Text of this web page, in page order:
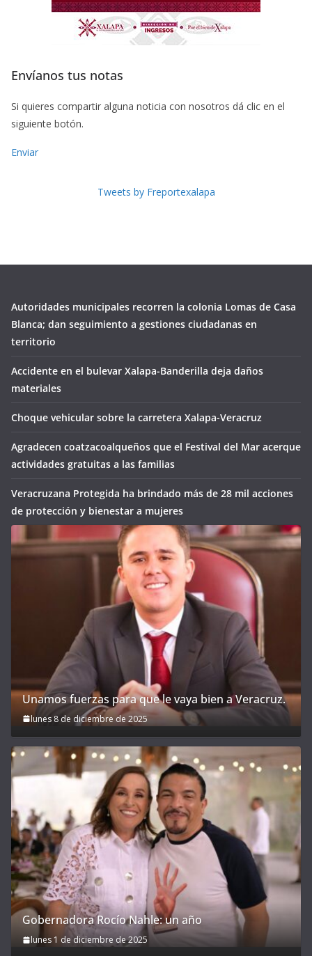
Envíanos tus notas
Si quieres compartir alguna noticia con nosotros dá clic en el
siguiente botón.
Enviar
Tweets by Freportexalapa
Autoridades municipales recorren la colonia Lomas de Casa
Blanca; dan seguimiento a gestiones ciudadanas en
territorio
Accidente en el bulevar Xalapa-Banderilla deja daños
materiales
Choque vehicular sobre la carretera Xalapa-Veracruz
Agradecen coatzacoalqueños que el Festival del Mar acerque
actividades gratuitas a las familias
Veracruzana Protegida ha brindado más de 28 mil acciones
de protección y bienestar a mujeres
Unamos fuerzas para que le vaya bien a Veracruz.
lunes 8 de diciembre de 2025
Gobernadora Rocío Nahle: un año
lunes 1 de diciembre de 2025